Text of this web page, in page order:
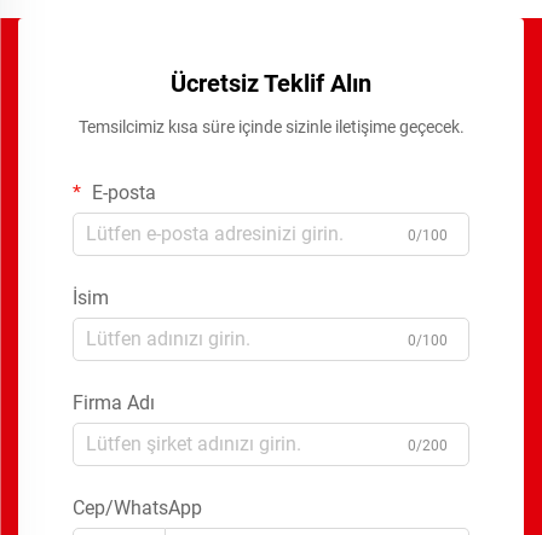
Ücretsiz Teklif Alın
Temsilcimiz kısa süre içinde sizinle iletişime geçecek.
E-posta
0/100
İsim
0/100
Firma Adı
0/200
Cep/WhatsApp